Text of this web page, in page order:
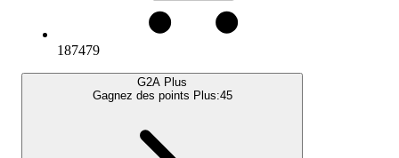
187479
G2A Plus
Gagnez des points Plus:45